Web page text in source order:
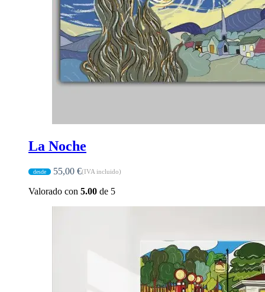
La Noche
55,00 €(IVA incluido)
Valorado con 5.00 de 5